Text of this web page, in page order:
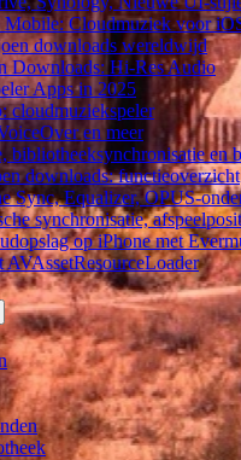
Mobile: Cloudmuziek voor
downloads wereldwijd
Downloads: Hi-Res Audio
Apps in 2025
cloudmuziekspeler
en meer
bibliotheeksynchronisatie en
downloads: functieoverzicht
Sync, Equalizer, OPUS-
synchronisatie,
op iPhone met